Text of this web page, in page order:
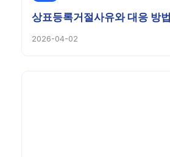
상표등록거절사유와 대응 방법
2026-04-02